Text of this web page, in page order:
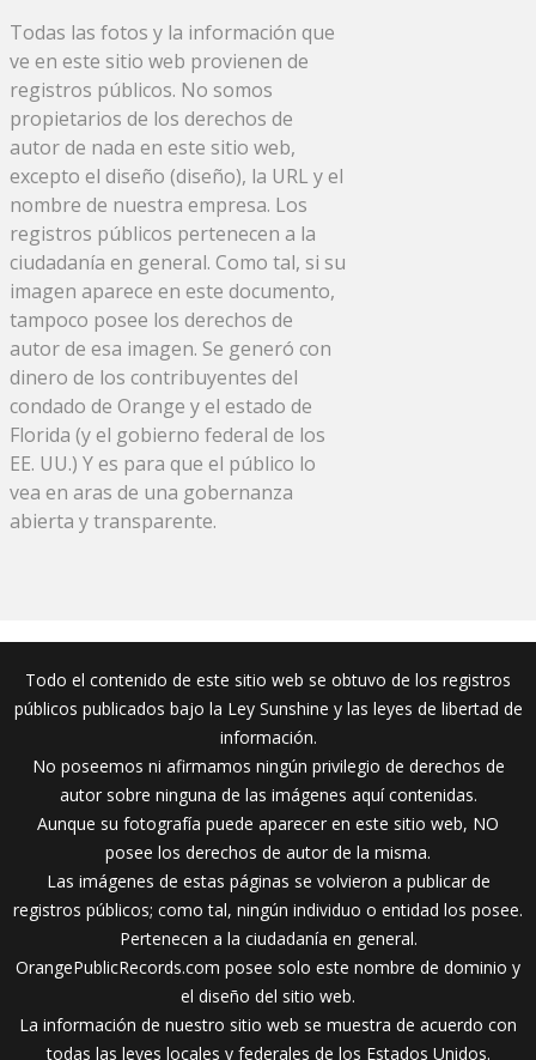
Todas las fotos y la información que
ve en este sitio web provienen de
registros públicos. No somos
propietarios de los derechos de
autor de nada en este sitio web,
excepto el diseño (diseño), la URL y el
nombre de nuestra empresa. Los
registros públicos pertenecen a la
ciudadanía en general. Como tal, si su
imagen aparece en este documento,
tampoco posee los derechos de
autor de esa imagen. Se generó con
dinero de los contribuyentes del
condado de Orange y el estado de
Florida (y el gobierno federal de los
EE. UU.) Y es para que el público lo
vea en aras de una gobernanza
abierta y transparente.
Todo el contenido de este sitio web se obtuvo de los registros
públicos publicados bajo la Ley Sunshine y las leyes de libertad de
información.
No poseemos ni afirmamos ningún privilegio de derechos de
autor sobre ninguna de las imágenes aquí contenidas.
Aunque su fotografía puede aparecer en este sitio web, NO
posee los derechos de autor de la misma.
Las imágenes de estas páginas se volvieron a publicar de
registros públicos; como tal, ningún individuo o entidad los posee.
Pertenecen a la ciudadanía en general.
OrangePublicRecords.com posee solo este nombre de dominio y
el diseño del sitio web.
La información de nuestro sitio web se muestra de acuerdo con
todas las leyes locales y federales de los Estados Unidos.